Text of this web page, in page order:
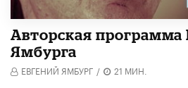
Авторская программа
Ямбурга
ЕВГЕНИЙ ЯМБУРГ / 21 МИН.